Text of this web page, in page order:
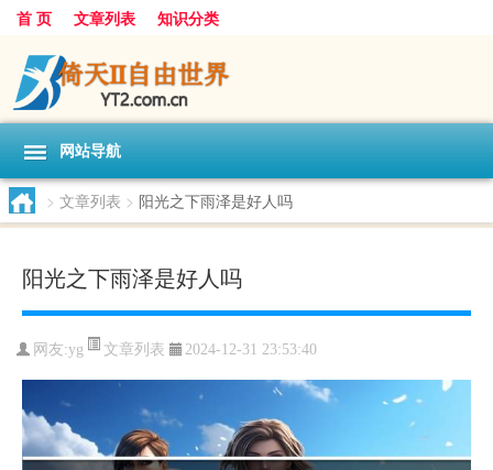
首 页 文章列表 知识分类
网站导航
> 文章列表 > 阳光之下雨泽是好人吗
阳光之下雨泽是好人吗
网友:yg 文章列表 2024-12-31 23:53:40